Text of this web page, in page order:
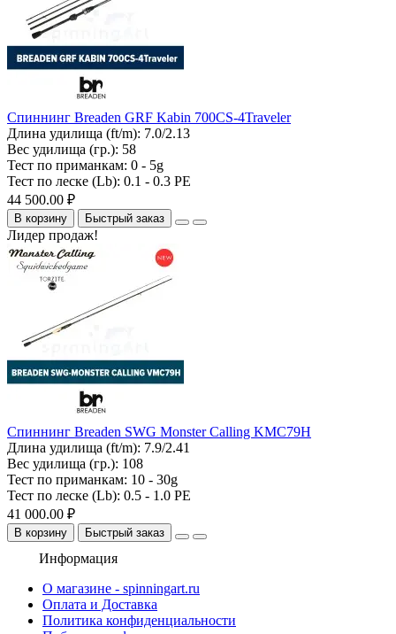
Спиннинг Breaden GRF Kabin 700CS-4Traveler
Длина удилища (ft/m): 7.0/2.13
Вес удилища (гр.): 58
Тест по приманкам: 0 - 5g
Тест по леске (Lb): 0.1 - 0.3 PE
44 500.00 ₽
В корзину Быстрый заказ
Лидер продаж!
Спиннинг Breaden SWG Monster Calling KMC79H
Длина удилища (ft/m): 7.9/2.41
Вес удилища (гр.): 108
Тест по приманкам: 10 - 30g
Тест по леске (Lb): 0.5 - 1.0 PE
41 000.00 ₽
В корзину Быстрый заказ
Информация
О магазине - spinningart.ru
Оплата и Доставка
Политика конфиденциальности